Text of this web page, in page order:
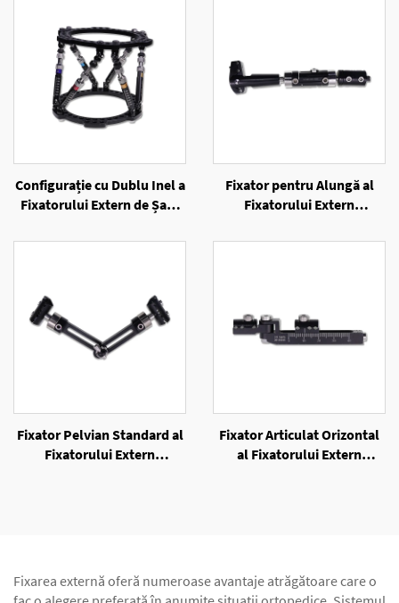
Configurație cu Dublu Inel a
Fixatorului Extern de Șase
Fixator pentru Alungă al
Fixatorului Extern
Fixator Pelvian Standard al
Fixatorului Extern
Fixator Articulat Orizontal
al Fixatorului Extern
Fixarea externă oferă numeroase avantaje atrăgătoare care o